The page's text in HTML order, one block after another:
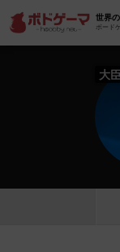
世界
ボード
大